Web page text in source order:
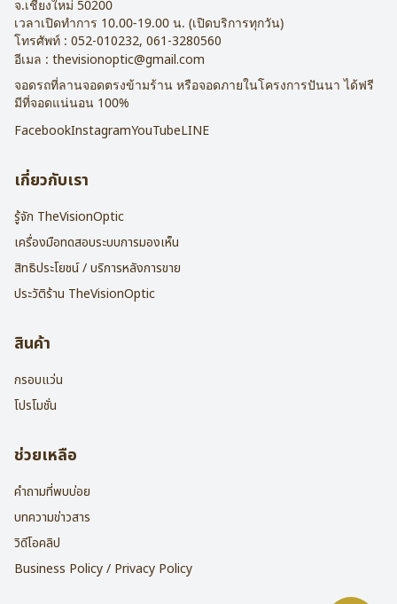
จ.เชียงใหม่ 50200
เวลาเปิดทำการ 10.00-19.00 น. (เปิดบริการทุกวัน)
โทรศัพท์ : 052-010232, 061-3280560
อีเมล : thevisionoptic@gmail.com
จอดรถที่ลานจอดตรงข้ามร้าน หรือจอดภายในโครงการปันนา ได้ฟรี
มีที่จอดแน่นอน 100%
FacebookInstagramYouTubeLINE
เกี่ยวกับเรา
รู้จัก TheVisionOptic
เครื่องมือทดสอบระบบการมองเห็น
สิทธิประโยชน์ / บริการหลังการขาย
ประวัติร้าน TheVisionOptic
สินค้า
กรอบแว่น
โปรโมชั่น
ช่วยเหลือ
คำถามที่พบบ่อย
บทความข่าวสาร
วิดีโอคลิป
Business Policy / Privacy Policy